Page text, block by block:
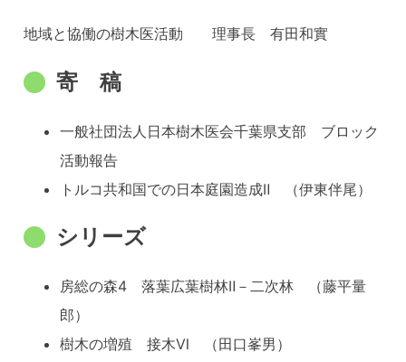
地域と協働の樹木医活動 理事長 有田和實
寄 稿
一般社団法人日本樹木医会千葉県支部 ブロック
活動報告
トルコ共和国での日本庭園造成Ⅱ （伊東伴尾）
シリーズ
房総の森4 落葉広葉樹林Ⅱ－二次林 （藤平量
郎）
樹木の増殖 接木Ⅵ （田口峯男）